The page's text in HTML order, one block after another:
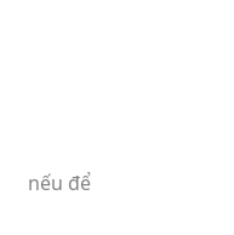
nếu để